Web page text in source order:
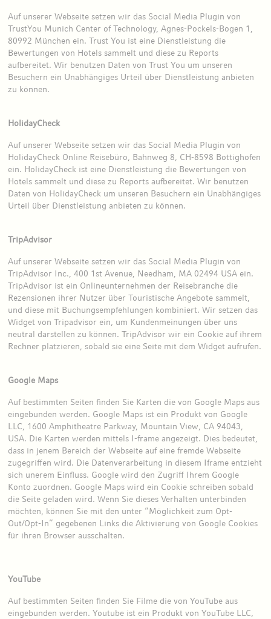
Auf unserer Webseite setzen wir das Social Media Plugin von
TrustYou Munich Center of Technology, Agnes-Pockels-Bogen 1,
80992 München ein. Trust You ist eine Dienstleistung die
Bewertungen von Hotels sammelt und diese zu Reports
aufbereitet. Wir benutzen Daten von Trust You um unseren
Besuchern ein Unabhängiges Urteil über Dienstleistung anbieten
zu können.
HolidayCheck
Auf unserer Webseite setzen wir das Social Media Plugin von
HolidayCheck Online Reisebüro, Bahnweg 8, CH-8598 Bottighofen
ein. HolidayCheck ist eine Dienstleistung die Bewertungen von
Hotels sammelt und diese zu Reports aufbereitet. Wir benutzen
Daten von HolidayCheck um unseren Besuchern ein Unabhängiges
Urteil über Dienstleistung anbieten zu können.
TripAdvisor
Auf unserer Webseite setzen wir das Social Media Plugin von
TripAdvisor Inc., 400 1st Avenue, Needham, MA 02494 USA ein.
TripAdvisor ist ein Onlineunternehmen der Reisebranche die
Rezensionen ihrer Nutzer über Touristische Angebote sammelt,
und diese mit Buchungsempfehlungen kombiniert. Wir setzen das
Widget von Tripadvisor ein, um Kundenmeinungen über uns
neutral darstellen zu können. TripAdvisor wir ein Cookie auf ihrem
Rechner platzieren, sobald sie eine Seite mit dem Widget aufrufen.
Google Maps
Auf bestimmten Seiten finden Sie Karten die von Google Maps aus
eingebunden werden. Google Maps ist ein Produkt von Google
LLC, 1600 Amphitheatre Parkway, Mountain View, CA 94043,
USA. Die Karten werden mittels I-frame angezeigt. Dies bedeutet,
dass in jenem Bereich der Webseite auf eine fremde Webseite
zugegriffen wird. Die Datenverarbeitung in diesem Iframe entzieht
sich unerem Einfluss. Google wird den Zugriff Ihrem Google
Konto zuordnen. Google Maps wird ein Cookie schreiben sobald
die Seite geladen wird. Wenn Sie dieses Verhalten unterbinden
möchten, können Sie mit den unter “Möglichkeit zum Opt-
Out/Opt-In” gegebenen Links die Aktivierung von Google Cookies
für ihren Browser ausschalten.
YouTube
Auf bestimmten Seiten finden Sie Filme die von YouTube aus
eingebunden werden. Youtube ist ein Produkt von YouTube LLC,